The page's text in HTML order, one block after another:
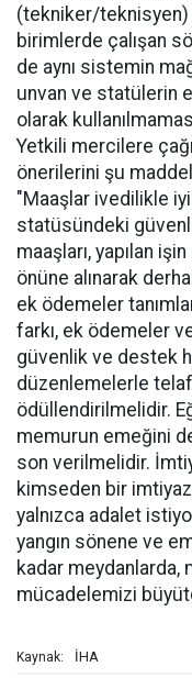
(tekniker/teknisyen)
birimlerde çalışan
de aynı sistemin
unvan ve statülerin
olarak
Yetkili mercilere
önerilerini şu
"Maaşlar ivedilikle
statüsündeki
maaşları, yapılan
önüne alınarak
ek ödemeler
farkı, ek ödemeler
güvenlik ve destek
düzenlemelerle
ödüllendirilmelidir.
memurun emeğini
son verilmelidir.
kimseden bir
yalnızca adalet
yangın sönene ve
kadar
mücadelemizi
Kaynak: İHA